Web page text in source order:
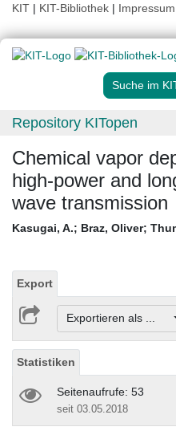
KIT | KIT-Bibliothek | Impressum
Suche im
Repository KITopen
Chemical vapor
high-power and
wave transmission
Kasugai, A.; Braz, Oliver;
Export
Exportieren als ...
Statistiken
Seitenaufrufe: 53
seit 03.05.2018